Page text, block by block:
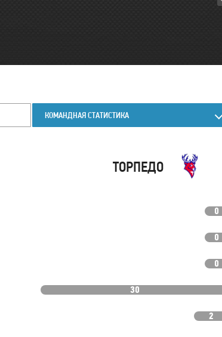
КОМАНДНАЯ СТАТИСТИКА
ТОРПЕДО
0
0
0
30
2